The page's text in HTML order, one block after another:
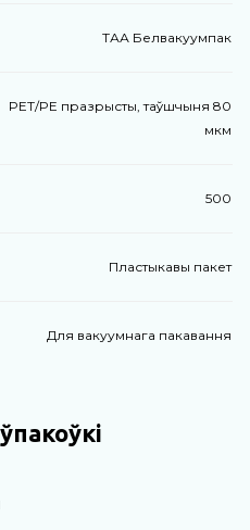
ТАА Белвакуумпак
PET/PE празрысты, таўшчыня 80
мкм
500
Пластыкавы пакет
Для вакуумнага пакавання